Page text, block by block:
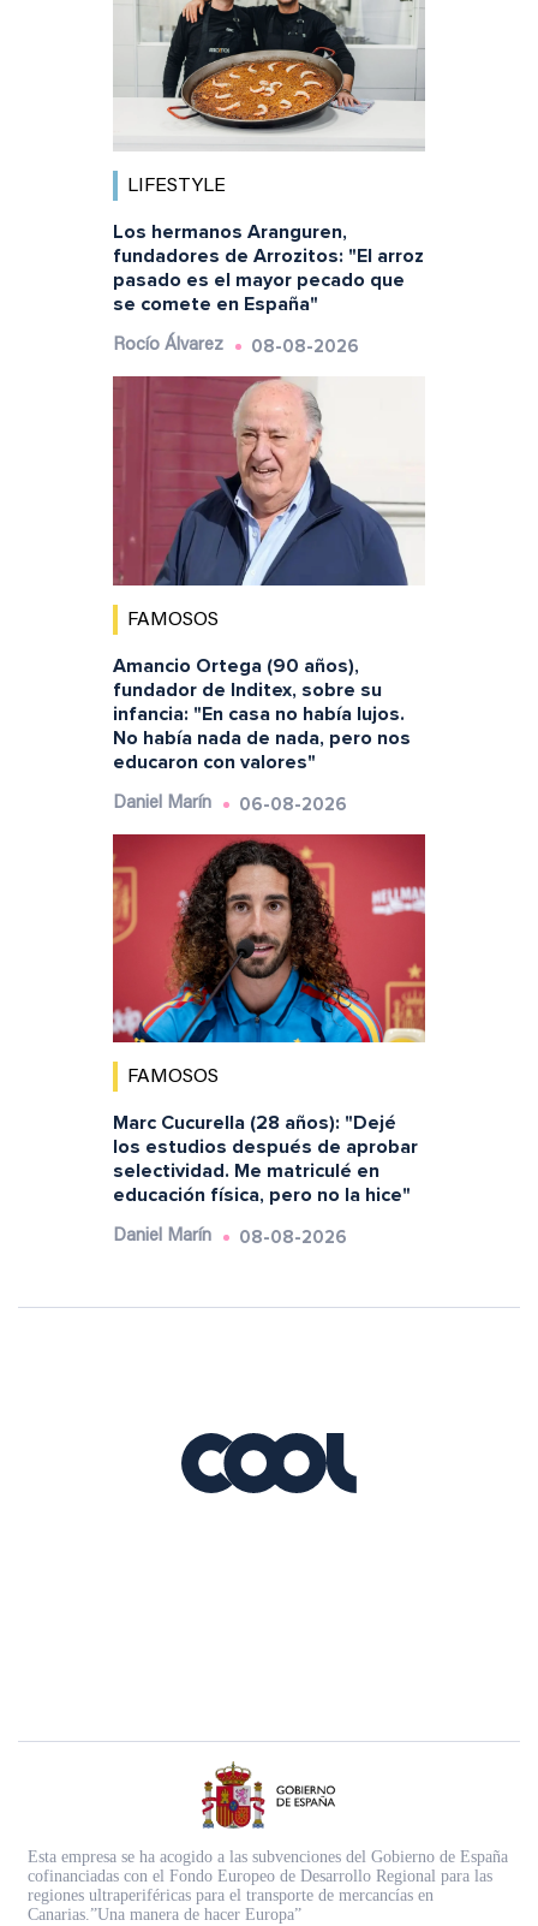
LIFESTYLE
Los hermanos Aranguren,
fundadores de Arrozitos: "El arroz
pasado es el mayor pecado que
se comete en España"
Rocío Álvarez 08-08-2026
FAMOSOS
Amancio Ortega (90 años),
fundador de Inditex, sobre su
infancia: "En casa no había lujos.
No había nada de nada, pero nos
educaron con valores"
Daniel Marín 06-08-2026
FAMOSOS
Marc Cucurella (28 años): "Dejé
los estudios después de aprobar
selectividad. Me matriculé en
educación física, pero no la hice"
Daniel Marín 08-08-2026
Esta empresa se ha acogido a las subvenciones del Gobierno de España
cofinanciadas con el Fondo Europeo de Desarrollo Regional para las
regiones ultraperiféricas para el transporte de mercancías en
Canarias.”Una manera de hacer Europa”